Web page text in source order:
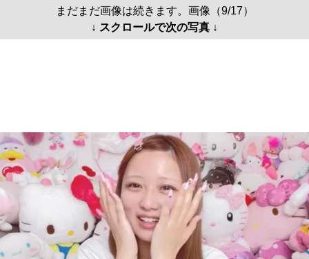
まだまだ画像は続きます。画像（9/17）
↓ スクロールで次の写真 ↓